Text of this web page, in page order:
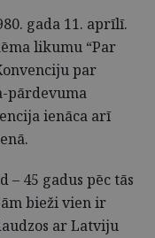
gada 11. aprīlī.
likumu “Par
par
pārdevuma
ienāca arī
– 45 gadus pēc tās
bieži vien ir
ar Latviju